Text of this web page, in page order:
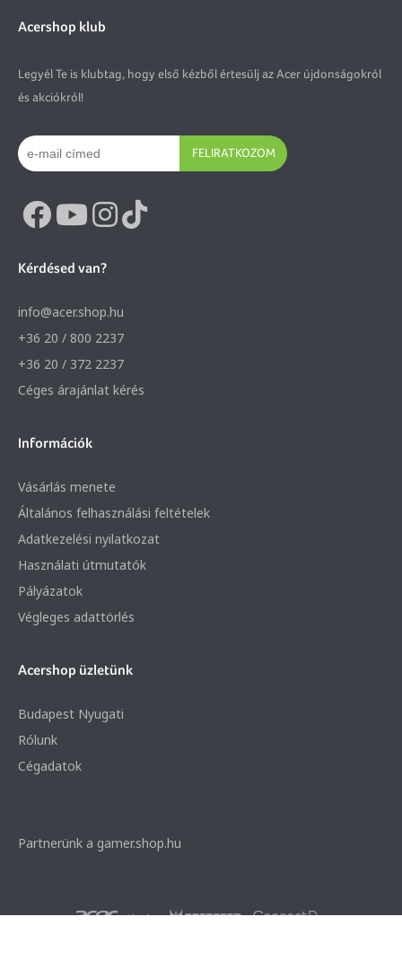
Acershop klub
Legyél Te is klubtag, hogy első kézből értesülj az Acer újdonságokról
és akciókról!
FELIRATKOZOM
Kérdésed van?
info@acer.shop.hu
+36 20 / 800 2237
+36 20 / 372 2237
Céges árajánlat kérés
Információk
Vásárlás menete
Általános felhasználási feltételek
Adatkezelési nyilatkozat
Használati útmutatók
Pályázatok
Végleges adattörlés
Acershop üzletünk
Budapest Nyugati
Rólunk
Cégadatok
Partnerünk a gamer.shop.hu